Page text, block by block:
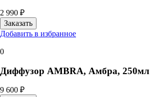
2 990 ₽
Добавить в избранное
0
Диффузор AMBRA, Амбра, 250мл
9 600 ₽